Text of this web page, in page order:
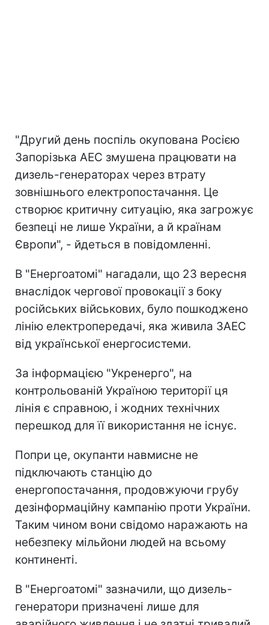
"Другий день поспіль окупована Росією
Запорізька АЕС змушена працювати на
дизель-генераторах через втрату
зовнішнього електропостачання. Це
створює критичну ситуацію, яка загрожує
безпеці не лише України, а й країнам
Європи", - йдеться в повідомленні.
В "Енергоатомі" нагадали, що 23 вересня
внаслідок чергової провокації з боку
російських військових, було пошкоджено
лінію електропередачі, яка живила ЗАЕС
від української енергосистеми.
За інформацією "Укренерго", на
контрольованій Україною території ця
лінія є справною, і жодних технічних
перешкод для її використання не існує.
Попри це, окупанти навмисне не
підключають станцію до
енергопостачання, продовжуючи грубу
дезінформаційну кампанію проти України.
Таким чином вони свідомо наражають на
небезпеку мільйони людей на всьому
континенті.
В "Енергоатомі" зазначили, що дизель-
генератори призначені лише для